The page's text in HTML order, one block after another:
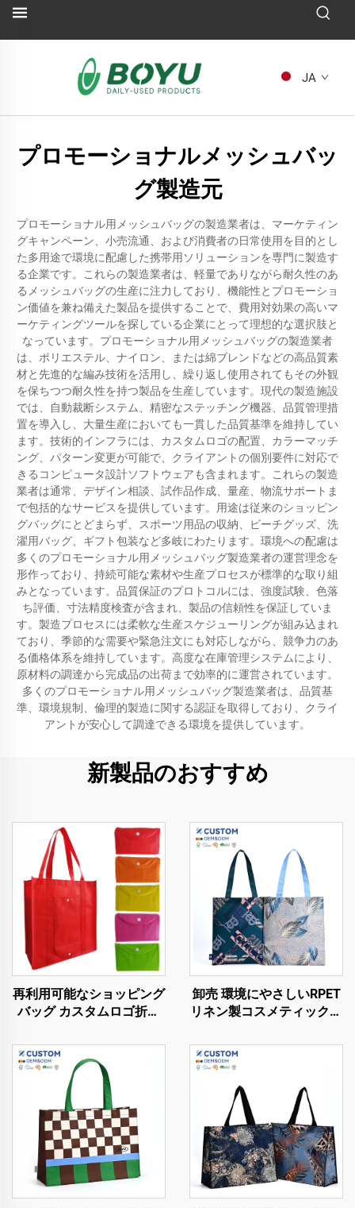
JA
プロモーショナルメッシュバッ
グ製造元
プロモーショナル用メッシュバッグの製造業者は、マーケティン
グキャンペーン、小売流通、および消費者の日常使用を目的とし
た多用途で環境に配慮した携帯用ソリューションを専門に製造す
る企業です。これらの製造業者は、軽量でありながら耐久性のあ
るメッシュバッグの生産に注力しており、機能性とプロモーショ
ン価値を兼ね備えた製品を提供することで、費用対効果の高いマ
ーケティングツールを探している企業にとって理想的な選択肢と
なっています。プロモーショナル用メッシュバッグの製造業者
は、ポリエステル、ナイロン、または綿ブレンドなどの高品質素
材と先進的な編み技術を活用し、繰り返し使用されてもその外観
を保ちつつ耐久性を持つ製品を生産しています。現代の製造施設
では、自動裁断システム、精密なステッチング機器、品質管理措
置を導入し、大量生産においても一貫した品質基準を維持してい
ます。技術的インフラには、カスタムロゴの配置、カラーマッチ
ング、パターン変更が可能で、クライアントの個別要件に対応で
きるコンピュータ設計ソフトウェアも含まれます。これらの製造
業者は通常、デザイン相談、試作品作成、量産、物流サポートま
で包括的なサービスを提供しています。用途は従来のショッピン
グバッグにとどまらず、スポーツ用品の収納、ビーチグッズ、洗
濯用バッグ、ギフト包装など多岐にわたります。環境への配慮は
多くのプロモーショナル用メッシュバッグ製造業者の運営理念を
形作っており、持続可能な素材や生産プロセスが標準的な取り組
みとなっています。品質保証のプロトコルには、強度試験、色落
ち評価、寸法精度検査が含まれ、製品の信頼性を保証していま
す。製造プロセスには柔軟な生産スケジューリングが組み込まれ
ており、季節的な需要や緊急注文にも対応しながら、競争力のあ
る価格体系を維持しています。高度な在庫管理システムにより、
原材料の調達から完成品の出荷まで効率的に運営されています。
多くのプロモーショナル用メッシュバッグ製造業者は、品質基
準、環境規制、倫理的製造に関する認証を取得しており、クライ
アントが安心して調達できる環境を提供しています。
新製品のおすすめ
再利用可能なショッピング
バッグ カスタムロゴ折り
ブンショッピングバッグ
卸売 環境にやさしいRPET
リネン製コスメティックバ
応 防水 再生可能 ショッピ
ングバッグ